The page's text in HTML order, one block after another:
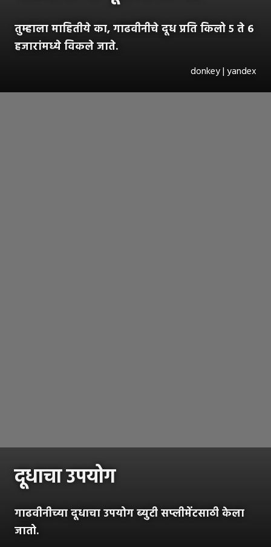
तुम्हाला माहितीये का, गाढवीनीचे दूध प्रति किलो ५ ते ६
हजारांमध्ये विकले जाते.
donkey | yandex
दूधाचा उपयोग
गाढवीनीच्या दूधाचा उपयोग ब्युटी सप्लीमेंटसाठी केला
जातो.